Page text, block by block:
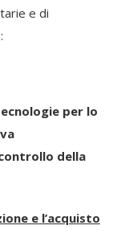
e di
per lo
della
e l’acquisto